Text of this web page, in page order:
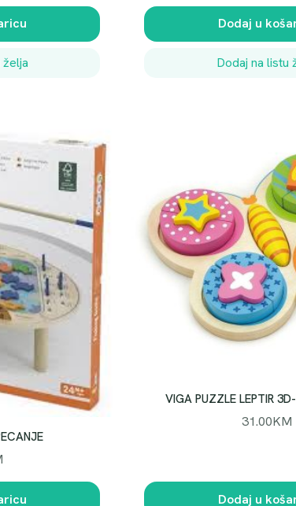
želja
Dodaj u
Dodaj na listu
VIGA PUZZLE LEPTIR
31.00KM
Dodaj u